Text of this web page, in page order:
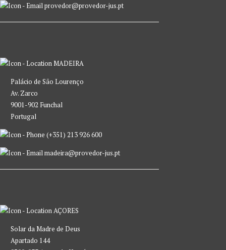
provedor@provedor-jus.pt
MADEIRA
Palácio de São Lourenço
Av. Zarco
9001-902 Funchal
Portugal
(+351) 213 926 600
madeira@provedor-jus.pt
AÇORES
Solar da Madre de Deus
Apartado 144